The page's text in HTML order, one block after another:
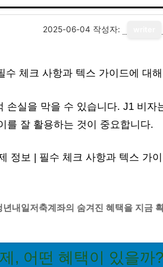
2025-06-04 작성자:
수 체크 사항과 텍스 가이드에 대
손실을 막을 수 있습니다. J1 비자
를 잘 활용하는 것이 중요합니다.
정보 | 필수 체크 사항과 텍스 가
년내일저축계좌의 숨겨진 혜택을 지금
, 어떤 혜택이 있을까?